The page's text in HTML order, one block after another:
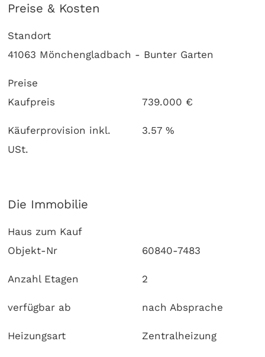
Preise & Kosten
Standort
41063 Mönchengladbach - Bunter Garten
Preise
Kaufpreis
739.000 €
Käuferprovision inkl.
USt.
3.57 %
Die Immobilie
Haus zum Kauf
Objekt-Nr
60840-7483
Anzahl Etagen 2
verfügbar ab nach Absprache
Heizungsart Zentralheizung